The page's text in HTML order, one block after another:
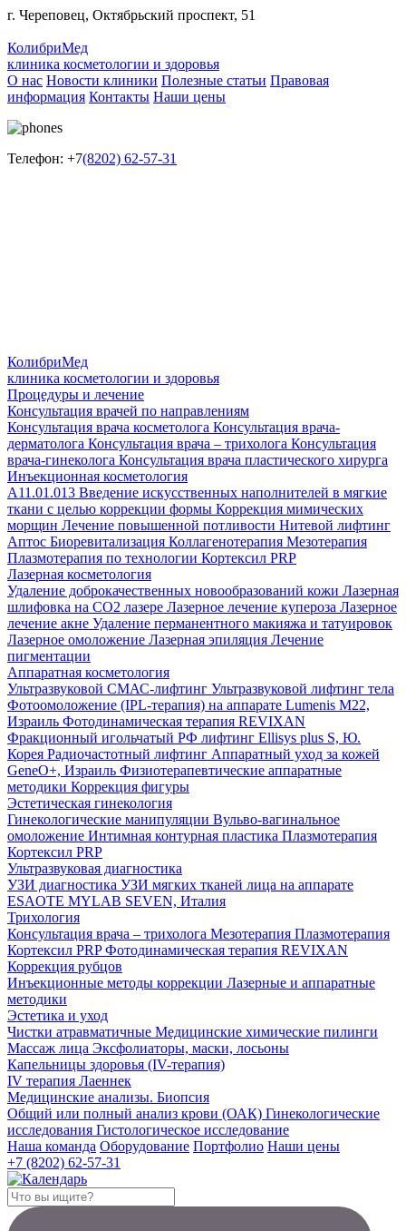
г. Череповец, Октябрьский проспект, 51
КолибриМед
клиника косметологии и здоровья
О нас Новости клиники Полезные статьи Правовая
информация Контакты Наши цены
Телефон: +7(8202) 62-57-31
КолибриМед
клиника косметологии и здоровья
Процедуры и лечение
Консультация врачей по направлениям
Консультация врача косметолога Консультация врача-
дерматолога Консультация врача – трихолога Консультация
врача-гинеколога Консультация врача пластического хирурга
Инъекционная косметология
A11.01.013 Введение искусственных наполнителей в мягкие
ткани с целью коррекции формы Коррекция мимических
морщин Лечение повышенной потливости Нитевой лифтинг
Аптос Биоревитализация Коллагенотерапия Мезотерапия
Плазмотерапия по технологии Кортексил PRP
Лазерная косметология
Удаление доброкачественных новообразований кожи Лазерная
шлифовка на СО2 лазере Лазерное лечение купероза Лазерное
лечение акне Удаление перманентного макияжа и татуировок
Лазерное омоложение Лазерная эпиляция Лечение
пигментации
Аппаратная косметология
Ультразвуковой СМАС-лифтинг Ультразвуковой лифтинг тела
Фотоомоложение (IPL-терапия) на аппарате Lumenis M22,
Израиль Фотодинамическая терапия REVIXAN
Фракционный игольчатый РФ лифтинг Ellisys plus S, Ю.
Корея Радиочастотный лифтинг Аппаратный уход за кожей
GeneO+, Израиль Физиотерапевтические аппаратные
методики Коррекция фигуры
Эстетическая гинекология
Гинекологические манипуляции Вульво-вагинальное
омоложение Интимная контурная пластика Плазмотерапия
Кортексил PRP
Ультразвуковая диагностика
УЗИ диагностика УЗИ мягких тканей лица на аппарате
ESAOTE MYLAB SEVEN, Италия
Трихология
Консультация врача – трихолога Мезотерапия Плазмотерапия
Кортексил PRPФотодинамическая терапия REVIXAN
Коррекция рубцов
Инъекционные методы коррекции Лазерные и аппаратные
методики
Эстетика и уход
Чистки атравматичные Медицинские химические пилинги
Массаж лица Эксфолиаторы, маски, лосьоны
Капельницы здоровья (IV-терапия)
IV терапия Лаеннек
Медицинские анализы. Биопсия
Общий или полный анализ крови (ОАК) Гинекологические
исследования Гистологическое исследование
Наша команда Оборудование Портфолио Наши цены
+7 (8202) 62-57-31